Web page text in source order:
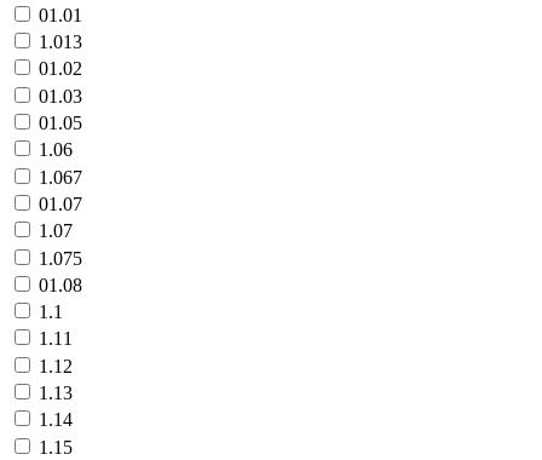
01.01
1.013
01.02
01.03
01.05
1.06
1.067
01.07
1.07
1.075
01.08
1.1
1.11
1.12
1.13
1.14
1.15